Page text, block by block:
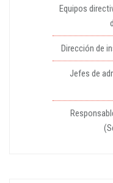
Equipos
Dirección de
Jefes de